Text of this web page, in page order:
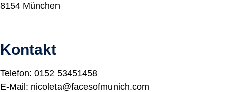
8154 München
Kontakt
Telefon: 0152 53451458
E-Mail: nicoleta@facesofmunich.com